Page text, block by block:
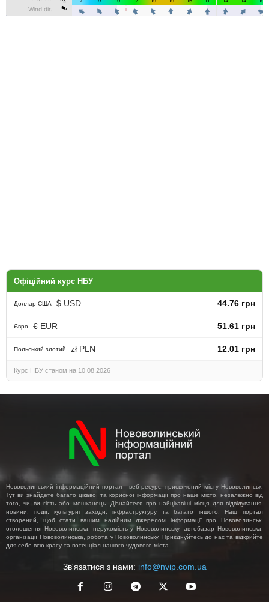
Офіційний курс НБУ
Доллар США $ USD 44.76 грн
Євро € EUR 51.61 грн
Польський злотий zł PLN 12.01 грн
Курс НБУ станом на 10.08.2026
Нововолинський інформаційний портал - веб-ресурс, присвячений місту Нововолинськ.
Тут ви знайдете багато цікавої та корисної інформації про наше місто, незалежно від
того, чи ви гість або мешканець. Дізнайтеся про найцікавіші місця для відвідування,
новини, події, культурні заходи, інфраструктуру та багато іншого. Наш портал
створений, щоб стати вашим надійним джерелом інформації про Нововолинськ,
оголошення Нововолинська, нерухомість у Нововолинську, автобазар Нововолинська,
організації Нововолинська, робота у Нововолинську. Приєднуйтесь до нас та відкрийте
для себе всю красу та потенціал нашого чудового міста.
Зв'язатися з нами: info@nvip.com.ua